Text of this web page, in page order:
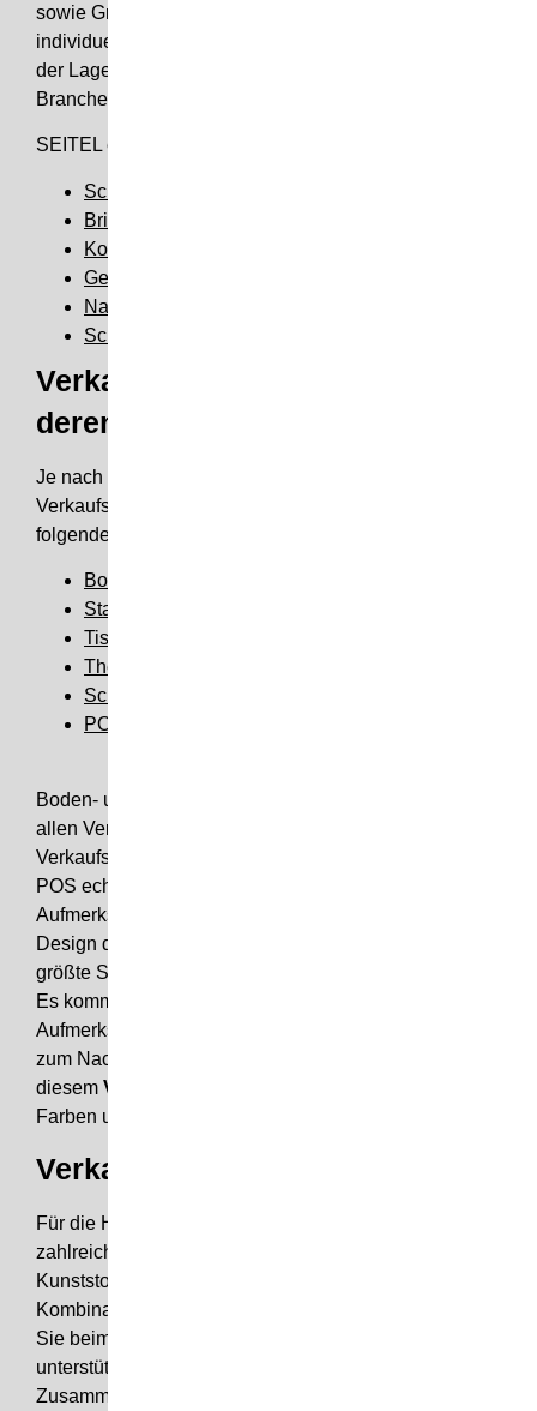
sowie Größe und Form des
individueller Hersteller für Verkaufsdisplays sind wir in
der Lage, maßgeschneiderte Lösungen für jede
Branche zu entwickeln.
SEITEL entwirft, gestaltet und fertigt
Schmuckdisplay
Brillendisplay
Kosmetikdisplay
Getränkedisplay
Nahrungsmitteldisplay
Schaufensterdisplay
Verkaufsdisplays – Typen und
deren Einsatzgebiet
Je nach Einsatzgebiet und Funktion des
Verkaufsdisplays wird unter anderem zwischen
folgenden Arten unterschieden:
Bodendisplay
Standdisplay
Tischdisplay
Thekendisplay
Schaufensterdisplay
POS-System
Boden- und Standdisplays sind heutzutage an fast
allen Verkaufsstellen vorzufinden. Die speziellen
Verkaufsdisplays sind durch die freie Platzierung am
POS echte Eyecatcher. Um diesem Moment der
Aufmerksamkeit in einen Kauf umzuwandeln, ist das
Design des
größte Stärke des Tischdisplay liegt in der Flexibilität.
Es kommt immer dort zum Einsatz, wo die größte
Aufmerksamkeit herrscht. Damit dieser Vorteil nicht
zum Nachteil wird, kommt es bei
diesem Verkaufsdisplay
Farben und Formen an.
Verkaufsdisplay – Materialwahl
Für die Herstellung des Verkaufsdisplays stehen Ihnen
zahlreiche Materialien zur Auswahl – ob Holz, MDF,
Kunststoff oder verschiedene Materialien in
Kombination. Wir von SEITEL geben unser Bestes, um
Sie beim perfekten Auftritt am Point of Sale zu
unterstützen und Ihre Verkaufserfolge zu steigern.
Zusammen mit Ihnen finden wir das passende Material